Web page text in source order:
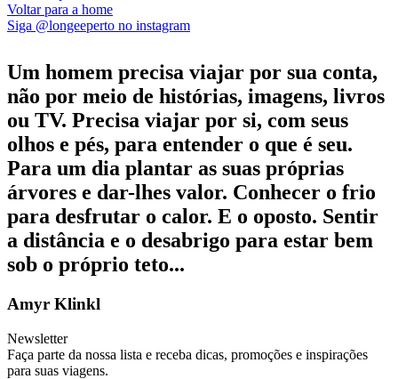
Voltar para a home
Siga @longeeperto no instagram
Um homem precisa viajar por sua conta,
não por meio de histórias, imagens, livros
ou TV. Precisa viajar por si, com seus
olhos e pés, para entender o que é seu.
Para um dia plantar as suas próprias
árvores e dar-lhes valor. Conhecer o frio
para desfrutar o calor. E o oposto. Sentir
a distância e o desabrigo para estar bem
sob o próprio teto...
Amyr Klinkl
Newsletter
Faça parte da nossa lista e receba dicas, promoções e inspirações
para suas viagens.